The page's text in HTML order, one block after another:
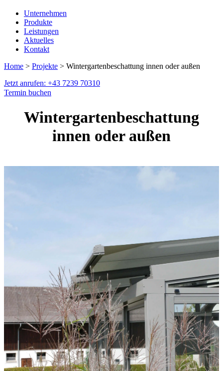
Unternehmen
Produkte
Leistungen
Aktuelles
Kontakt
Home > Projekte > Wintergartenbeschattung innen oder außen
Jetzt anrufen: +43 7239 70310
Termin buchen
Wintergartenbeschattung
innen oder außen